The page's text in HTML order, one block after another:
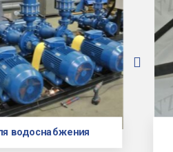
водоснабжения